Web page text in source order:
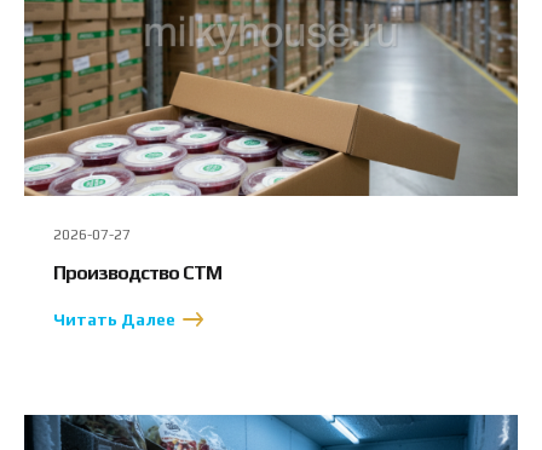
2026-07-27
Производство СТМ
Читать Далее